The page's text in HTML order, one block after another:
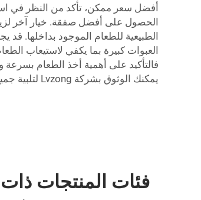
أفضل سعر ممكن، تأكد من النظر في
الحصول على أفضل صفقة. خيار آخر
الطبيعية للطعام الموجود بداخلها.
العبوات كبيرة بما يكفي لاستيعاب
فالتأكيد على أهمية أخذ الطعام
يمكنك الوثوق بشركة Lvzong لتلبية جميع احتياجاتك من تعبئة وتخزين الطعام!
فئات المنتجات